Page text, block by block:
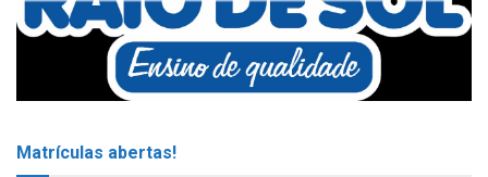
Matrículas abertas!